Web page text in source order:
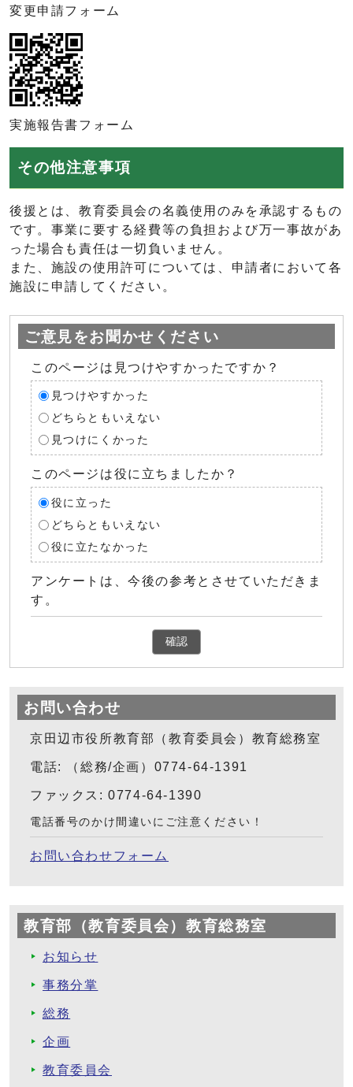
変更申請フォーム
実施報告書フォーム
その他注意事項
後援とは、教育委員会の名義使用のみを承認するもの
です。事業に要する経費等の負担および万一事故があ
った場合も責任は一切負いません。
また、施設の使用許可については、申請者において各
施設に申請してください。
ご意見をお聞かせください
このページは見つけやすかったですか？
見つけやすかった
どちらともいえない
見つけにくかった
このページは役に立ちましたか？
役に立った
どちらともいえない
役に立たなかった
アンケートは、今後の参考とさせていただきま
す。
確認
お問い合わせ
京田辺市役所教育部（教育委員会）教育総務室
電話: （総務/企画）0774-64-1391
ファックス: 0774-64-1390
電話番号のかけ間違いにご注意ください！
お問い合わせフォーム
教育部（教育委員会）教育総務室
お知らせ
事務分掌
総務
企画
教育委員会